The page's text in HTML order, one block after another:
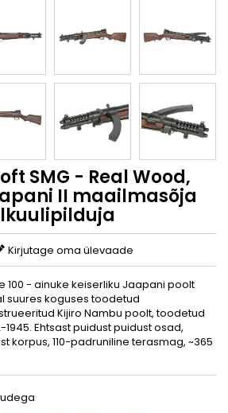
SMG - Real Wood,
II maailmasõja
Kirjutage oma ülevaade
100 - ainuke keiserliku Jaapani poolt
suures koguses toodetud
Kijiro Nambu poolt, toodetud
Ehtsast puidust puidust osad,
korpus, 110-padruniline terasmag, ~365